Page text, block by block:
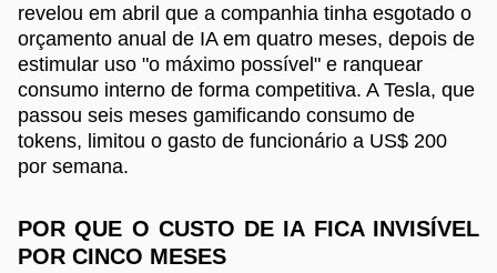
revelou em abril que a companhia tinha esgotado o
orçamento anual de IA em quatro meses, depois de
estimular uso "o máximo possível" e ranquear
consumo interno de forma competitiva. A Tesla, que
passou seis meses gamificando consumo de
tokens, limitou o gasto de funcionário a US$ 200
por semana.
POR QUE O CUSTO DE IA FICA INVISÍVEL
POR CINCO MESES